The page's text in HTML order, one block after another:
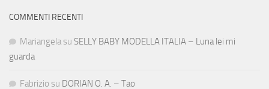
COMMENTI RECENTI
Mariangela su SELLY BABY MODELLA ITALIA – Luna lei mi
guarda
Fabrizio su DORIAN O. A. – Tao